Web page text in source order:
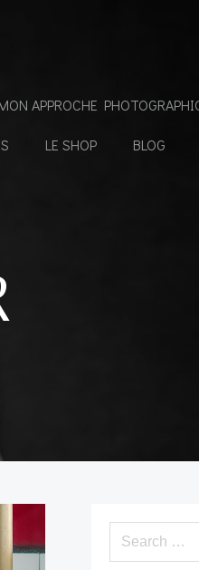
APPROCHE
LE SHOP BLOG
Search